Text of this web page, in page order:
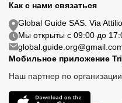
Как с нами связаться
Global Guide SAS. Via
Мы открыты с 09:00 до
Мобильное приложение
Наш партнер по организации